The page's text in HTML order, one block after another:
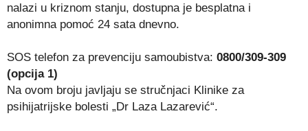
nalazi u kriznom stanju, dostupna je besplatna i
anonimna pomoć 24 sata dnevno.
SOS telefon za prevenciju samoubistva: 0800/309-309
(opcija 1)
Na ovom broju javljaju se stručnjaci Klinike za
psihijatrijske bolesti „Dr Laza Lazarević“.